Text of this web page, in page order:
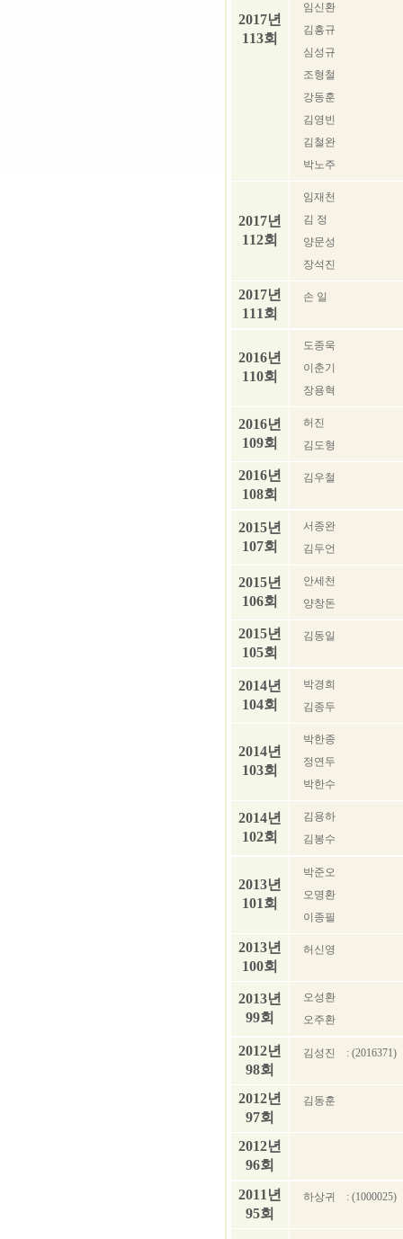
2017년
113회
임신환
김흥규
심성규
조형철
강동훈
김영빈
김철완
박노주
2017년
112회
임재천
김 정
양문성
장석진
2017년
111회
손 일
2016년
110회
도종욱
이춘기
장용혁
2016년
109회
허진
김도형
2016년
108회
김우철
2015년
107회
서종완
김두언
2015년
106회
안세천
양창돈
2015년
105회
김동일
2014년
104회
박경희
김종두
2014년
103회
박한종
정연두
박한수
2014년
102회
김용하
김봉수
2013년
101회
박준오
오명환
이종필
2013년
100회
허신영
2013년
99회
오성환
오주환
2012년
98회
김성진 : (2016371)
2012년
97회
김동훈
2012년
96회
2011년
95회
하상귀 : (1000025)